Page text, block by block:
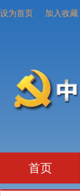
设为首页 加入收藏
首页